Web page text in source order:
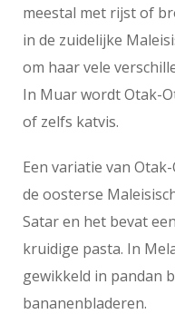
meestal met rijst of
in de zuidelijke
om haar vele
In Muar wordt Otak-
of zelfs katvis.
Een variatie van
de oosterse
Satar en het bevat
kruidige pasta. In
gewikkeld in pandan
bananenbladeren.